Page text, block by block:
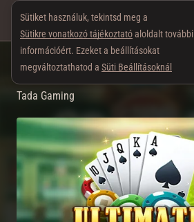
Ultimate Texas Holdem
Tada Gaming
Sütiket használuk, tekintsd meg a
Sütikre vonatkozó tájékoztatóaloldalt további
információért. Ezeket a beállításokat
megváltoztathatod a Süti Beállításoknál